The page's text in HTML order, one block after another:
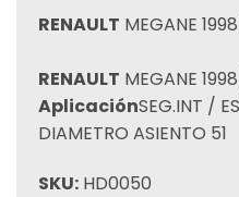
RENAULT MEGANE
RENAULT MEGANE
AplicaciónSEG.INT /
DIAMETRO ASIENTO 51
SKU: HD0050